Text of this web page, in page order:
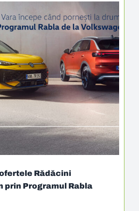
Rădăcini
prin Programul Rabla